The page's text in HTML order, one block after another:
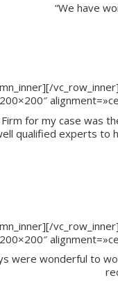
“We have
Firm for my case was
qualified experts to
were wonderful to